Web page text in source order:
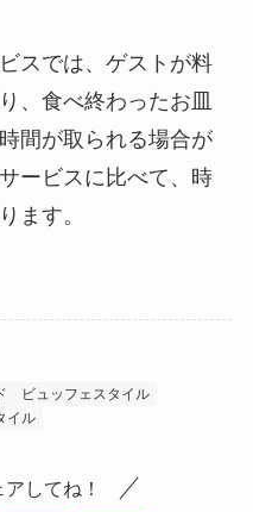
スでは、ゲストが料
、食べ終わったお皿
間が取られる場合が
ービスに比べて、時
ます。
ビュッフェスタイル
イル
してね！